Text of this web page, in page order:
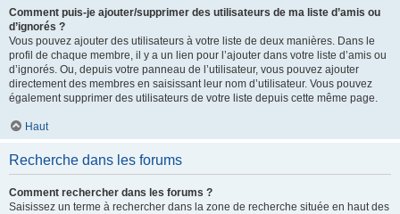
Comment puis-je ajouter/supprimer des utilisateurs de ma liste d’amis ou
d’ignorés ?
Vous pouvez ajouter des utilisateurs à votre liste de deux manières. Dans le
profil de chaque membre, il y a un lien pour l’ajouter dans votre liste d’amis ou
d’ignorés. Ou, depuis votre panneau de l’utilisateur, vous pouvez ajouter
directement des membres en saisissant leur nom d’utilisateur. Vous pouvez
également supprimer des utilisateurs de votre liste depuis cette même page.
Haut
Recherche dans les forums
Comment rechercher dans les forums ?
Saisissez un terme à rechercher dans la zone de recherche située en haut des